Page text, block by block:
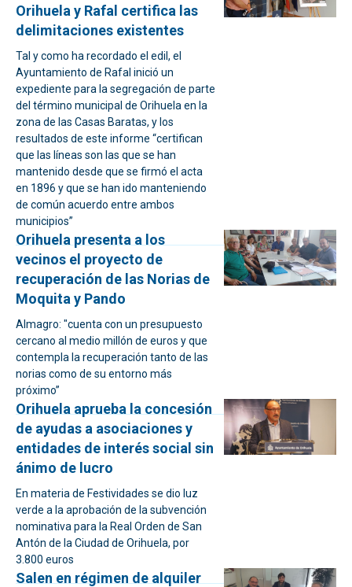
Orihuela y Rafal certifica las
delimitaciones existentes
Tal y como ha recordado el edil, el
Ayuntamiento de Rafal inició un
expediente para la segregación de parte
del término municipal de Orihuela en la
zona de las Casas Baratas, y los
resultados de este informe “certifican
que las líneas son las que se han
mantenido desde que se firmó el acta
en 1896 y que se han ido manteniendo
de común acuerdo entre ambos
municipios”
Orihuela presenta a los
vecinos el proyecto de
recuperación de las Norias de
Moquita y Pando
Almagro: "cuenta con un presupuesto
cercano al medio millón de euros y que
contempla la recuperación tanto de las
norias como de su entorno más
próximo”
Orihuela aprueba la concesión
de ayudas a asociaciones y
entidades de interés social sin
ánimo de lucro
En materia de Festividades se dio luz
verde a la aprobación de la subvención
nominativa para la Real Orden de San
Antón de la Ciudad de Orihuela, por
3.800 euros
Salen en régimen de alquiler